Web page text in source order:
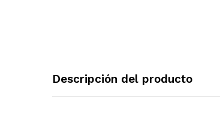
Descripción del producto